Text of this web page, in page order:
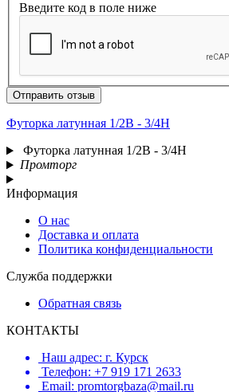
Введите код в поле ниже
Отправить отзыв
Футорка латунная 1/2В - 3/4Н
Футорка латунная 1/2В - 3/4Н
Промторг
Информация
О нас
Доставка и оплата
Политика конфиденциальности
Служба поддержки
Обратная связь
КОНТАКТЫ
Наш адрес: г. Курск
Телефон: +7 919 171 2633
Email: promtorgbaza@mail.ru